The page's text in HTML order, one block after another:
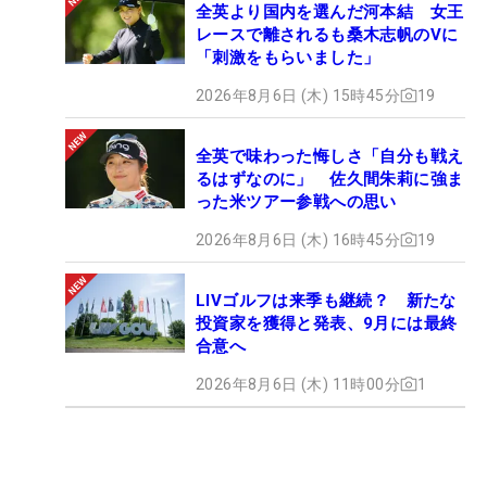
全英より国内を選んだ河本結 女王
レースで離されるも桑木志帆のVに
「刺激をもらいました」
2026年8月6日 (木) 15時45分 19
全英で味わった悔しさ「自分も戦え
るはずなのに」 佐久間朱莉に強ま
った米ツアー参戦への思い
2026年8月6日 (木) 16時45分 19
LIVゴルフは来季も継続？ 新たな
投資家を獲得と発表、9月には最終
合意へ
2026年8月6日 (木) 11時00分 1